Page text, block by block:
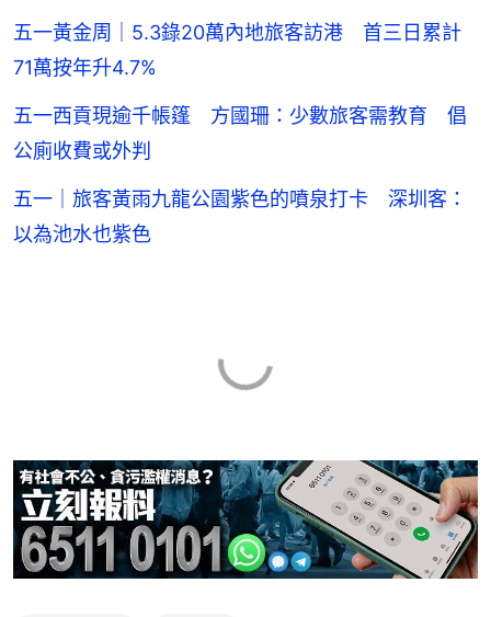
五一黃金周｜5.3錄20萬內地旅客訪港 首三日累計
71萬按年升4.7%
五一西貢現逾千帳篷 方國珊：少數旅客需教育 倡
公廁收費或外判
五一｜旅客黃雨九龍公園紫色的噴泉打卡 深圳客：
以為池水也紫色